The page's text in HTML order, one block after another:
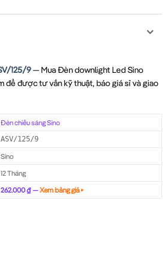
125/9— Mua Đèn downlight Led Sino
để được tư vấn kỹ thuật, báo giá sỉ và giao
Đèn chiếu sáng Sino
ASV/125/9
Sino
12 Tháng
262.000 ₫ —Xem bảng giá ▸